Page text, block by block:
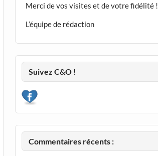
Merci de vos visites et de votre fidélité !
L’équipe de rédaction
Suivez C&O !
Commentaires récents :